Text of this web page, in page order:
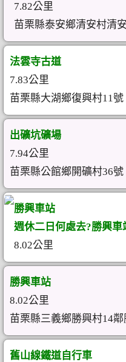
7.82公里
苗栗縣泰安鄉清安村清
法雲寺古道
7.83公里
苗栗縣大湖鄉復興村11號
出礦坑礦場
7.94公里
苗栗縣公館鄉開礦村36號
勝興車站
週休二日何處去?勝興
8.02公里
勝興車站
8.02公里
苗栗縣三義鄉勝興村14
舊山線鐵道自行車